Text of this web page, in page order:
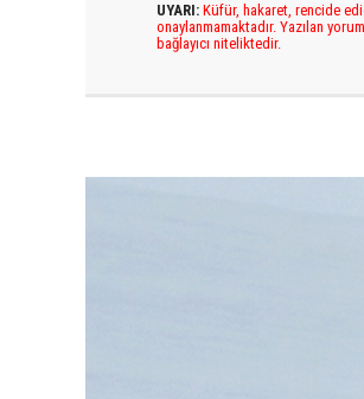
UYARI: Küfür, hakaret, rencide
onaylanmamaktadır. Yazılan
bağlayıcı niteliktedir.